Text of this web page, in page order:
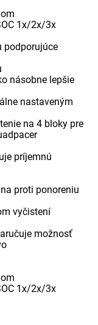
1x/2x/3x
podporujúce
násobne lepšie
nastaveným
na 4 bloky pre
príjemnú
proti ponoreniu
vyčistení
možnosť
1x/2x/3x